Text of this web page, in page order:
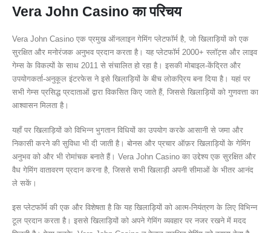
Vera John Casino का परिचय
Vera John Casino एक प्रमुख ऑनलाइन गेमिंग प्लेटफॉर्म है, जो खिलाड़ियों को एक
सुरक्षित और मनोरंजक अनुभव प्रदान करता है। यह प्लेटफॉर्म 2000+ स्लॉट्स और लाइव
गेम्स के विकल्पों के साथ 2011 से संचालित हो रहा है। इसकी मोबाइल-केंद्रित और
उपयोगकर्ता-अनुकूल इंटरफेस ने इसे खिलाड़ियों के बीच लोकप्रिय बना दिया है। यहां पर
सभी गेम्स प्रसिद्ध प्रदाताओं द्वारा विकसित किए जाते हैं, जिससे खिलाड़ियों को गुणवत्ता का
आश्वासन मिलता है।
यहाँ पर खिलाड़ियों को विभिन्न भुगतान विधियों का उपयोग करके आसानी से जमा और
निकासी करने की सुविधा भी दी जाती है। बोनस और प्रचार ऑफ़र खिलाड़ियों के गेमिंग
अनुभव को और भी रोमांचक बनाते हैं। Vera John Casino का उद्देश्य एक सुरक्षित और
वैध गेमिंग वातावरण प्रदान करना है, जिससे सभी खिलाड़ी अपनी सीमाओं के भीतर आनंद
ले सकें।
इस प्लेटफॉर्म की एक और विशेषता है कि यह खिलाड़ियों को आत्म-नियंत्रण के लिए विभिन्न
टूल प्रदान करता है। इससे खिलाड़ियों को अपने गेमिंग व्यवहार पर नजर रखने में मदद